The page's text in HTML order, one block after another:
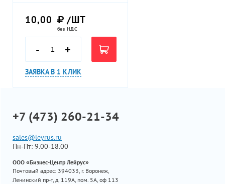
10,00 /ШТ
без НДС
- +
ЗАЯВКА В 1 КЛИК
+7 (473) 260-21-34
sales@leyrus.ru
Пн-Пт: 9.00-18.00
ООО «Бизнес-Центр Лейрус»
Почтовый адрес: 394033, г. Воронеж,
Ленинский пр-т, д. 119А, пом. 5А, оф 113